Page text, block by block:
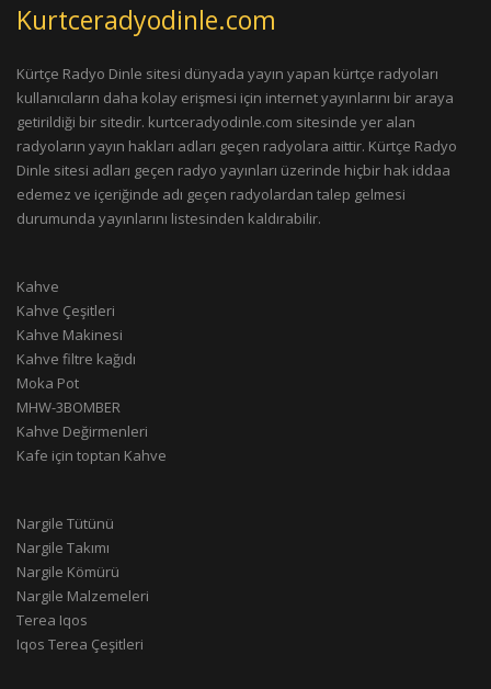
Kurtceradyodinle.com
Kürtçe Radyo Dinle sitesi dünyada yayın yapan kürtçe radyoları
kullanıcıların daha kolay erişmesi için internet yayınlarını bir araya
getirildiği bir sitedir. kurtceradyodinle.com sitesinde yer alan
radyoların yayın hakları adları geçen radyolara aittir. Kürtçe Radyo
Dinle sitesi adları geçen radyo yayınları üzerinde hiçbir hak iddaa
edemez ve içeriğinde adı geçen radyolardan talep gelmesi
durumunda yayınlarını listesinden kaldırabilir.
Kahve
Kahve Çeşitleri
Kahve Makinesi
Kahve filtre kağıdı
Moka Pot
MHW-3BOMBER
Kahve Değirmenleri
Kafe için toptan Kahve
Nargile Tütünü
Nargile Takımı
Nargile Kömürü
Nargile Malzemeleri
Terea Iqos
Iqos Terea Çeşitleri